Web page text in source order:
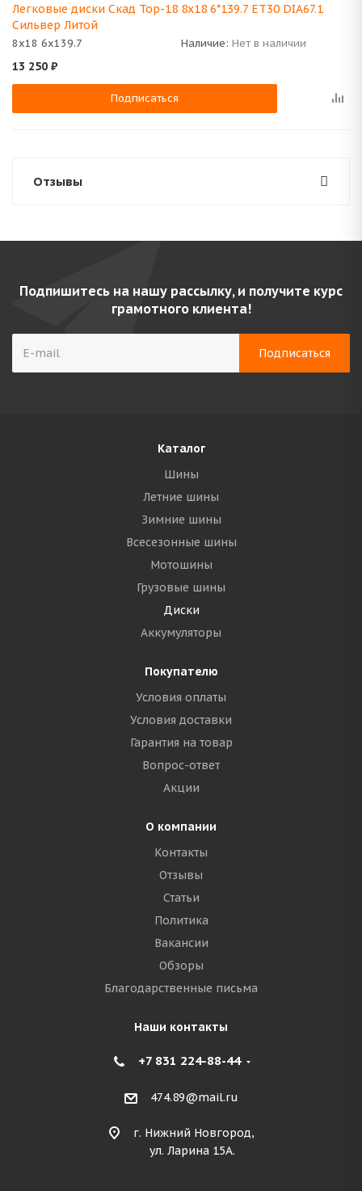
Легковые диски Скад Тор-18 8x18 6*139.7 ET30 DIA67.1
Сильвер Литой
8x18 6x139.7 Наличие: Нет в наличии
13 250 ₽
Подписаться
Отзывы
Подпишитесь на нашу рассылку, и получите курс
грамотного клиента!
Каталог
Шины
Летние шины
Зимние шины
Всесезонные шины
Мотошины
Грузовые шины
Диски
Аккумуляторы
Покупателю
Условия оплаты
Условия доставки
Гарантия на товар
Вопрос-ответ
Акции
О компании
Контакты
Отзывы
Статьи
Политика
Вакансии
Обзоры
Благодарственные письма
Наши контакты
+7 831 224-88-44
474.89@mail.ru
г. Нижний Новгород,
ул. Ларина 15А.